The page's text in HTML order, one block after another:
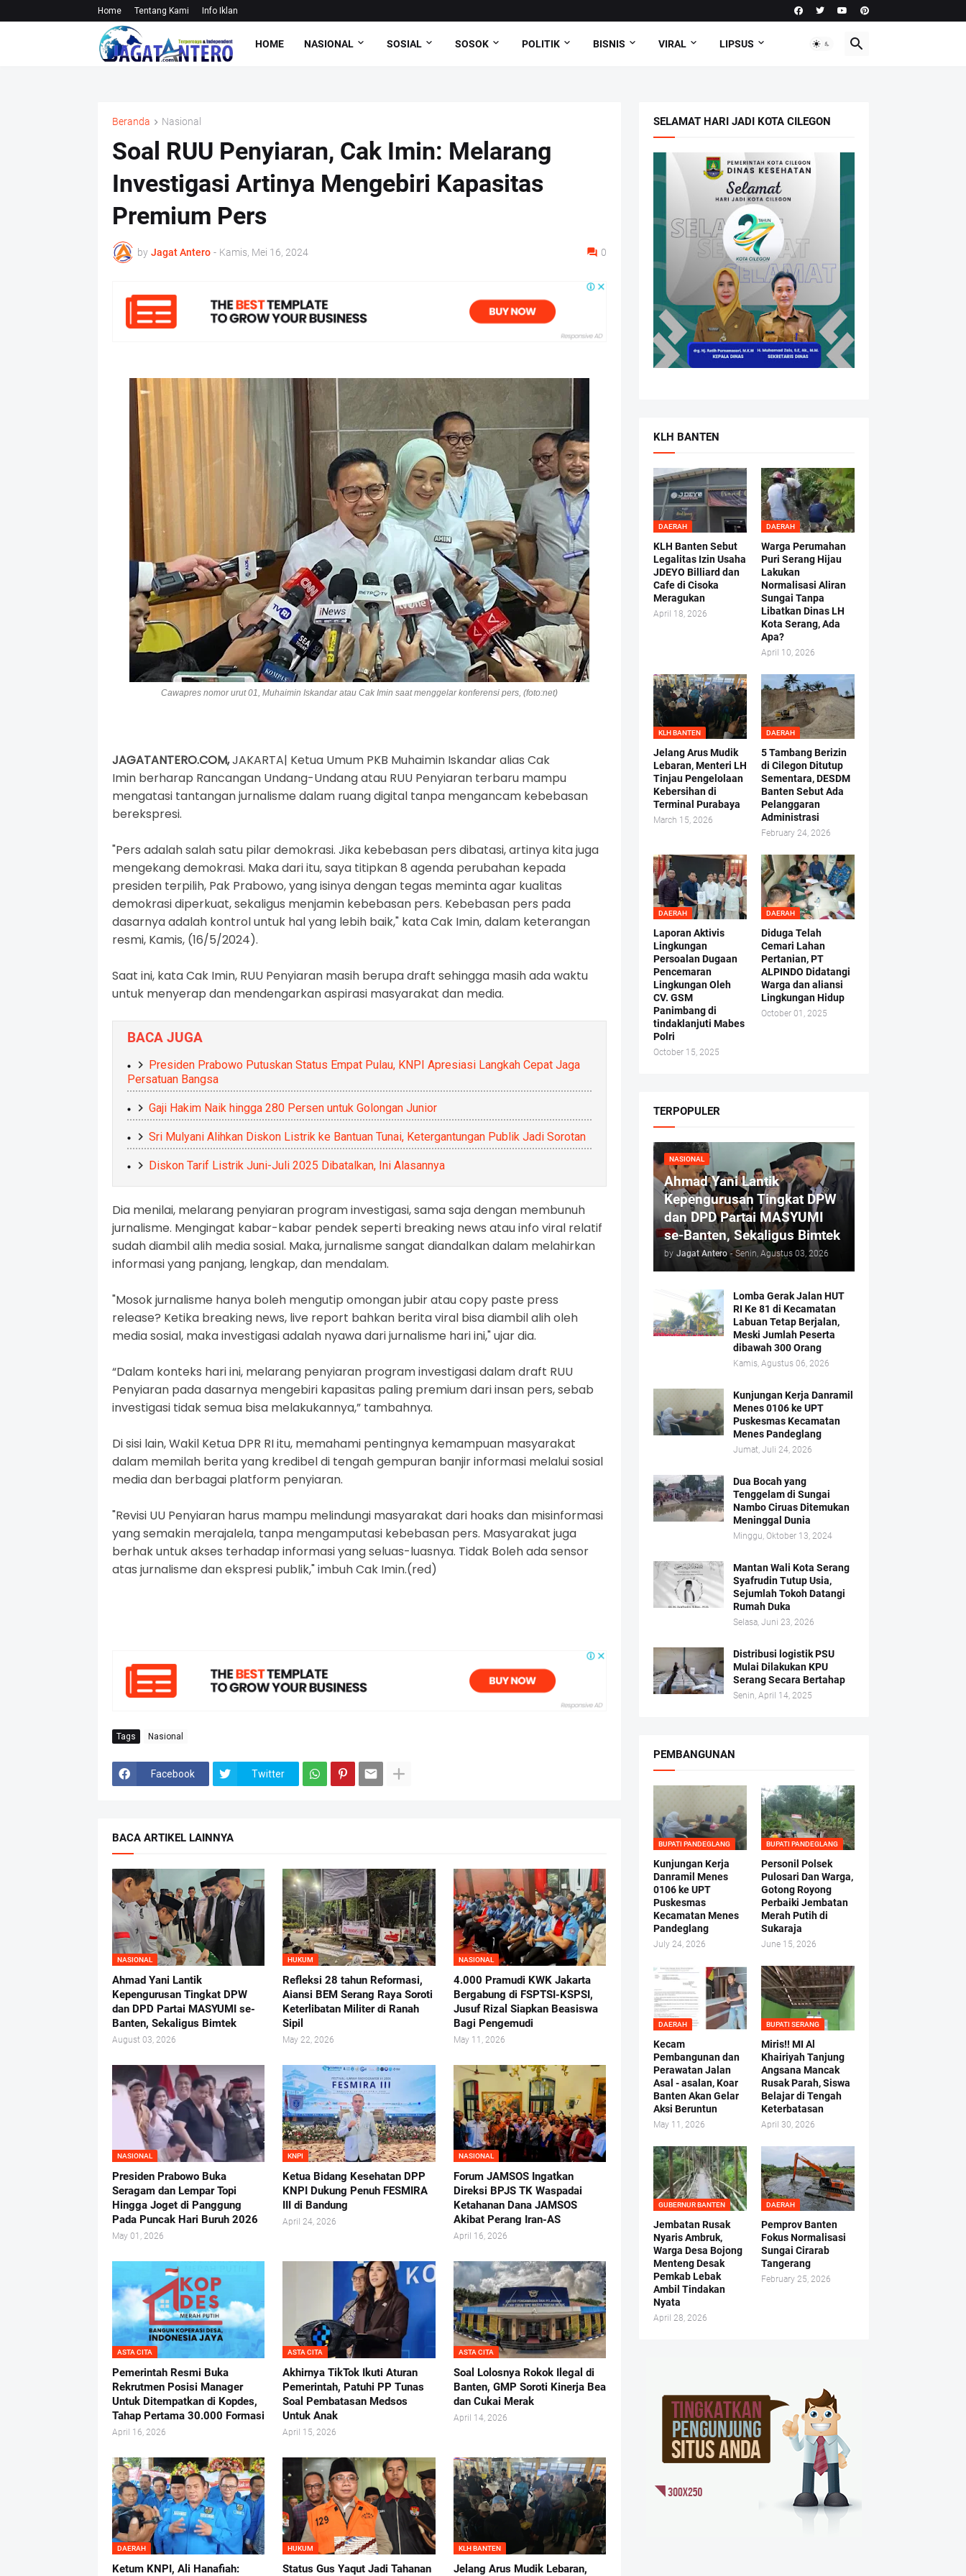
Home Tentang Kami Info Iklan
HOME NASIONAL SOSIAL SOSOK POLITIK BISNIS VIRAL LIPSUS
Beranda Nasional
Soal RUU Penyiaran, Cak Imin: Melarang
Investigasi Artinya Mengebiri Kapasitas
Premium Pers
by Jagat Antero - Kamis, Mei 16, 2024 0
Cawapres nomor urut 01, Muhaimin Iskandar atau Cak Imin saat menggelar konferensi pers, (foto:net)
JAGATANTERO.COM,JAKARTA| Ketua Umum PKB Muhaimin Iskandar alias Cak
Imin berharap Rancangan Undang-Undang atau RUU Penyiaran terbaru mampu
mengatasi tantangan jurnalisme dalam ruang digital tanpa mengancam kebebasan
berekspresi.
"Pers adalah salah satu pilar demokrasi. Jika kebebasan pers dibatasi, artinya kita juga
mengekang demokrasi. Maka dari itu, saya titipkan 8 agenda perubahan kepada
presiden terpilih, Pak Prabowo, yang isinya dengan tegas meminta agar kualitas
demokrasi diperkuat, sekaligus menjamin kebebasan pers. Kebebasan pers pada
dasarnya adalah kontrol untuk hal yang lebih baik," kata Cak Imin, dalam keterangan
resmi, Kamis, (16/5/2024).
Saat ini, kata Cak Imin, RUU Penyiaran masih berupa draft sehingga masih ada waktu
untuk menyerap dan mendengarkan aspirasi masyarakat dan media.
BACA JUGA
Presiden Prabowo Putuskan Status Empat Pulau, KNPI Apresiasi Langkah Cepat Jaga
Persatuan Bangsa
Gaji Hakim Naik hingga 280 Persen untuk Golongan Junior
Sri Mulyani Alihkan Diskon Listrik ke Bantuan Tunai, Ketergantungan Publik Jadi Sorotan
Diskon Tarif Listrik Juni-Juli 2025 Dibatalkan, Ini Alasannya
Dia menilai, melarang penyiaran program investigasi, sama saja dengan membunuh
jurnalisme. Mengingat kabar-kabar pendek seperti breaking news atau info viral relatif
sudah diambil alih media sosial. Maka, jurnalisme sangat diandalkan dalam melahirkan
informasi yang panjang, lengkap, dan mendalam.
"Mosok jurnalisme hanya boleh mengutip omongan jubir atau copy paste press
release? Ketika breaking news, live report bahkan berita viral bisa diambil alih oleh
media sosial, maka investigasi adalah nyawa dari jurnalisme hari ini," ujar dia.
“Dalam konteks hari ini, melarang penyiaran program investigasi dalam draft RUU
Penyiaran pada dasarnya mengebiri kapasitas paling premium dari insan pers, sebab
investigasi tidak semua bisa melakukannya,” tambahnya.
Di sisi lain, Wakil Ketua DPR RI itu, memahami pentingnya kemampuan masyarakat
dalam memilah berita yang kredibel di tengah gempuran banjir informasi melalui sosial
media dan berbagai platform penyiaran.
"Revisi UU Penyiaran harus mampu melindungi masyarakat dari hoaks dan misinformasi
yang semakin merajalela, tanpa mengamputasi kebebasan pers. Masyarakat juga
berhak untuk akses terhadap informasi yang seluas-luasnya. Tidak Boleh ada sensor
atas jurnalisme dan ekspresi publik," imbuh Cak Imin.(red)
Tags Nasional
Facebook Twitter
BACA ARTIKEL LAINNYA
NASIONAL
Ahmad Yani Lantik
Kepengurusan Tingkat DPW
dan DPD Partai MASYUMI se-
Banten, Sekaligus Bimtek
August 03, 2026
HUKUM
Refleksi 28 tahun Reformasi,
Aiansi BEM Serang Raya Soroti
Keterlibatan Militer di Ranah
Sipil
May 22, 2026
NASIONAL
4.000 Pramudi KWK Jakarta
Bergabung di FSPTSI-KSPSI,
Jusuf Rizal Siapkan Beasiswa
Bagi Pengemudi
May 11, 2026
NASIONAL
Presiden Prabowo Buka
Seragam dan Lempar Topi
Hingga Joget di Panggung
Pada Puncak Hari Buruh 2026
May 01, 2026
KNPI
Ketua Bidang Kesehatan DPP
KNPI Dukung Penuh FESMIRA
III di Bandung
April 24, 2026
NASIONAL
Forum JAMSOS Ingatkan
Direksi BPJS TK Waspadai
Ketahanan Dana JAMSOS
Akibat Perang Iran-AS
April 16, 2026
ASTA CITA
Pemerintah Resmi Buka
Rekrutmen Posisi Manager
Untuk Ditempatkan di Kopdes,
Tahap Pertama 30.000 Formasi
April 16, 2026
ASTA CITA
Akhirnya TikTok Ikuti Aturan
Pemerintah, Patuhi PP Tunas
Soal Pembatasan Medsos
Untuk Anak
April 15, 2026
ASTA CITA
Soal Lolosnya Rokok Ilegal di
Banten, GMP Soroti Kinerja Bea
dan Cukai Merak
April 14, 2026
DAERAH
Ketum KNPI, Ali Hanafiah:
HUKUM
Status Gus Yaqut Jadi Tahanan
KLH BANTEN
Jelang Arus Mudik Lebaran,
SELAMAT HARI JADI KOTA CILEGON
KLH BANTEN
DAERAH
KLH Banten Sebut
Legalitas Izin Usaha
JDEYO Billiard dan
Cafe di Cisoka
Meragukan
April 18, 2026
DAERAH
Warga Perumahan
Puri Serang Hijau
Lakukan
Normalisasi Aliran
Sungai Tanpa
Libatkan Dinas LH
Kota Serang, Ada
Apa?
April 10, 2026
KLH BANTEN
Jelang Arus Mudik
Lebaran, Menteri LH
Tinjau Pengelolaan
Kebersihan di
Terminal Purabaya
March 15, 2026
DAERAH
5 Tambang Berizin
di Cilegon Ditutup
Sementara, DESDM
Banten Sebut Ada
Pelanggaran
Administrasi
February 24, 2026
DAERAH
Laporan Aktivis
Lingkungan
Persoalan Dugaan
Pencemaran
Lingkungan Oleh
CV. GSM
Panimbang di
tindaklanjuti Mabes
Polri
October 15, 2025
DAERAH
Diduga Telah
Cemari Lahan
Pertanian, PT
ALPINDO Didatangi
Warga dan aliansi
Lingkungan Hidup
October 01, 2025
TERPOPULER
NASIONAL
Ahmad Yani Lantik
Kepengurusan Tingkat DPW
dan DPD Partai MASYUMI
se-Banten, Sekaligus Bimtek
by Jagat Antero - Senin, Agustus 03, 2026
Lomba Gerak Jalan HUT
RI Ke 81 di Kecamatan
Labuan Tetap Berjalan,
Meski Jumlah Peserta
dibawah 300 Orang
Kamis, Agustus 06, 2026
Kunjungan Kerja Danramil
Menes 0106 ke UPT
Puskesmas Kecamatan
Menes Pandeglang
Jumat, Juli 24, 2026
Dua Bocah yang
Tenggelam di Sungai
Nambo Ciruas Ditemukan
Meninggal Dunia
Minggu, Oktober 13, 2024
Mantan Wali Kota Serang
Syafrudin Tutup Usia,
Sejumlah Tokoh Datangi
Rumah Duka
Selasa, Juni 23, 2026
Distribusi logistik PSU
Mulai Dilakukan KPU
Serang Secara Bertahap
Senin, April 14, 2025
PEMBANGUNAN
BUPATI PANDEGLANG
Kunjungan Kerja
Danramil Menes
0106 ke UPT
Puskesmas
Kecamatan Menes
Pandeglang
July 24, 2026
BUPATI PANDEGLANG
Personil Polsek
Pulosari Dan Warga,
Gotong Royong
Perbaiki Jembatan
Merah Putih di
Sukaraja
June 15, 2026
DAERAH
Kecam
Pembangunan dan
Perawatan Jalan
Asal - asalan, Koar
Banten Akan Gelar
Aksi Beruntun
May 11, 2026
BUPATI SERANG
Miris!! MI Al
Khairiyah Tanjung
Angsana Mancak
Rusak Parah, Siswa
Belajar di Tengah
Keterbatasan
April 30, 2026
GUBERNUR BANTEN
Jembatan Rusak
Nyaris Ambruk,
Warga Desa Bojong
Menteng Desak
Pemkab Lebak
Ambil Tindakan
Nyata
April 28, 2026
DAERAH
Pemprov Banten
Fokus Normalisasi
Sungai Cirarab
Tangerang
February 25, 2026